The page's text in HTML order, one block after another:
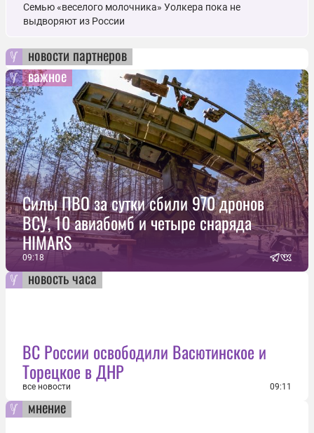
Семью «веселого молочника» Уолкера пока не
выдворяют из России
новости партнеров
важное
Силы ПВО за сутки сбили 970 дронов
ВСУ, 10 авиабомб и четыре снаряда
HIMARS
09:18
новость часа
ВС России освободили Васютинское и
Торецкое в ДНР
все новости 09:11
мнение